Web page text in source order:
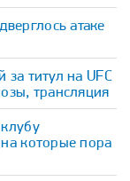
атаке
титул на UFC
трансляция
которые пора